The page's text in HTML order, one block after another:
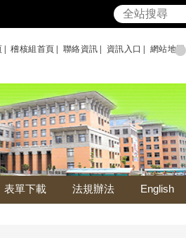
| 稽核組首頁| 聯絡資訊| 資訊入口| 網站地圖
表單下載 法規辦法 English